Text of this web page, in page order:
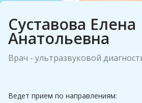
Суставова Елена
Анатольевна
Врач - ультразвуковой
Ведет прием по направлениям: